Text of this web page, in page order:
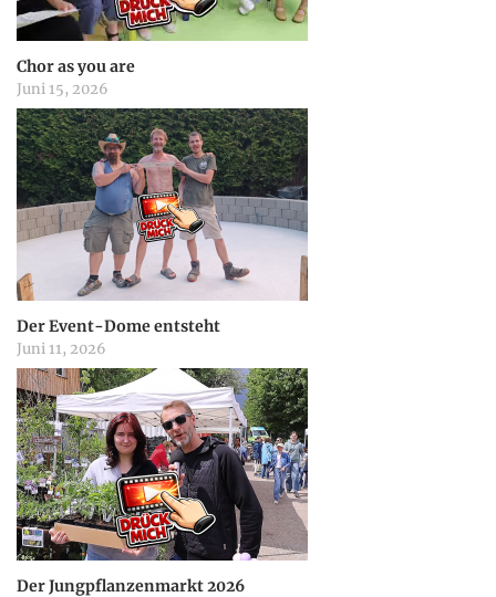
a
t
i
o
n
Chor as you are
Juni 15, 2026
Der Event-Dome entsteht
Juni 11, 2026
Der Jungpflanzenmarkt 2026